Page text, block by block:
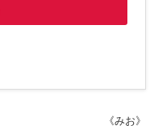
《みお》